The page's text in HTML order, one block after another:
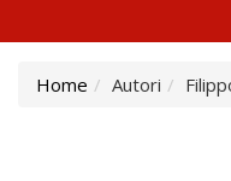
Home Autori